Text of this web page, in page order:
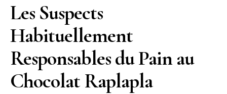
Les Suspects
Habituellement
Responsables du Pain au
Chocolat Raplapla